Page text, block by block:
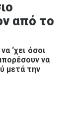
από το
‘χει όσοι
να
μετά την